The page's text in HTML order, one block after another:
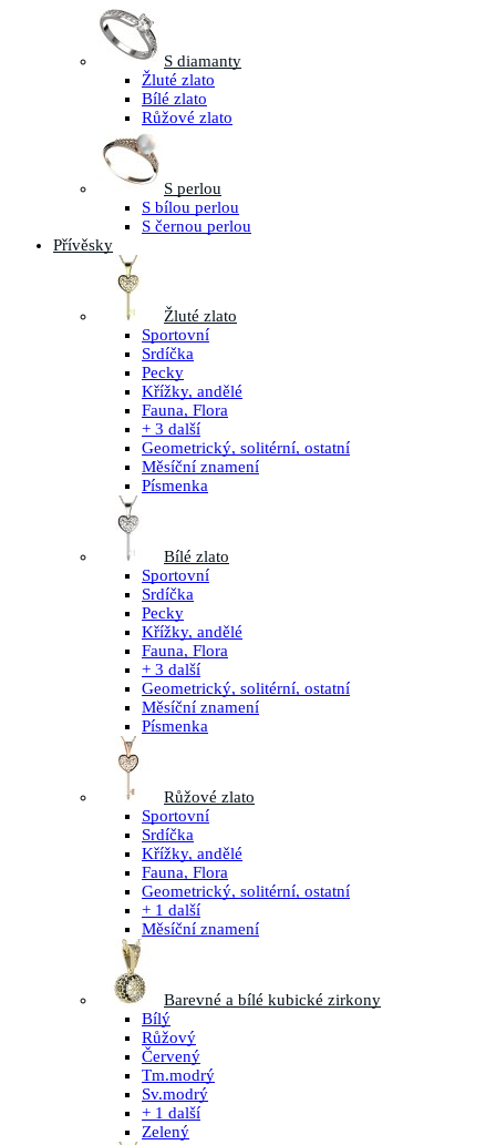
S diamanty
Žluté zlato
Bílé zlato
Růžové zlato
S perlou
S bílou perlou
S černou perlou
Přívěsky
Žluté zlato
Sportovní
Srdíčka
Pecky
Křížky, andělé
Fauna, Flora
+ 3 další
Geometrický, solitérní, ostatní
Měsíční znamení
Písmenka
Bílé zlato
Sportovní
Srdíčka
Pecky
Křížky, andělé
Fauna, Flora
+ 3 další
Geometrický, solitérní, ostatní
Měsíční znamení
Písmenka
Růžové zlato
Sportovní
Srdíčka
Křížky, andělé
Fauna, Flora
Geometrický, solitérní, ostatní
+ 1 další
Měsíční znamení
Barevné a bílé kubické zirkony
Bílý
Růžový
Červený
Tm.modrý
Sv.modrý
+ 1 další
Zelený